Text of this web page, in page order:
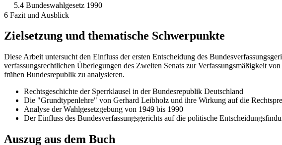
5.4 Bundeswahlgesetz 1990
6 Fazit und Ausblick
Zielsetzung und thematische Schwerpunkte
Diese Arbeit untersucht den Einfluss der ersten Entscheidung des
verfassungsrechtlichen Überlegungen des Zweiten Senats zur Verfassungsmäßigkeit
frühen Bundesrepublik zu analysieren.
Rechtsgeschichte der Sperrklausel in der Bundesrepublik Deutschland
Die "Grundtypenlehre" von Gerhard Leibholz und ihre Wirkung auf die
Analyse der Wahlgesetzgebung von 1949 bis 1990
Der Einfluss des Bundesverfassungsgerichts auf die politische
Auszug aus dem Buch